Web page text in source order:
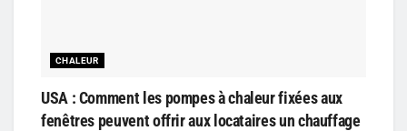
CHALEUR
USA : Comment les pompes à chaleur fixées aux
fenêtres peuvent offrir aux locataires un chauffage